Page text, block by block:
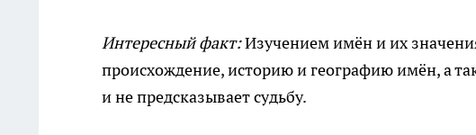
Интересный факт:Изучением имён и их
происхождение, историю и географию имён, а
и не предсказывает судьбу.